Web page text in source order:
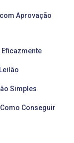
Aprovação
Simples
Conseguir